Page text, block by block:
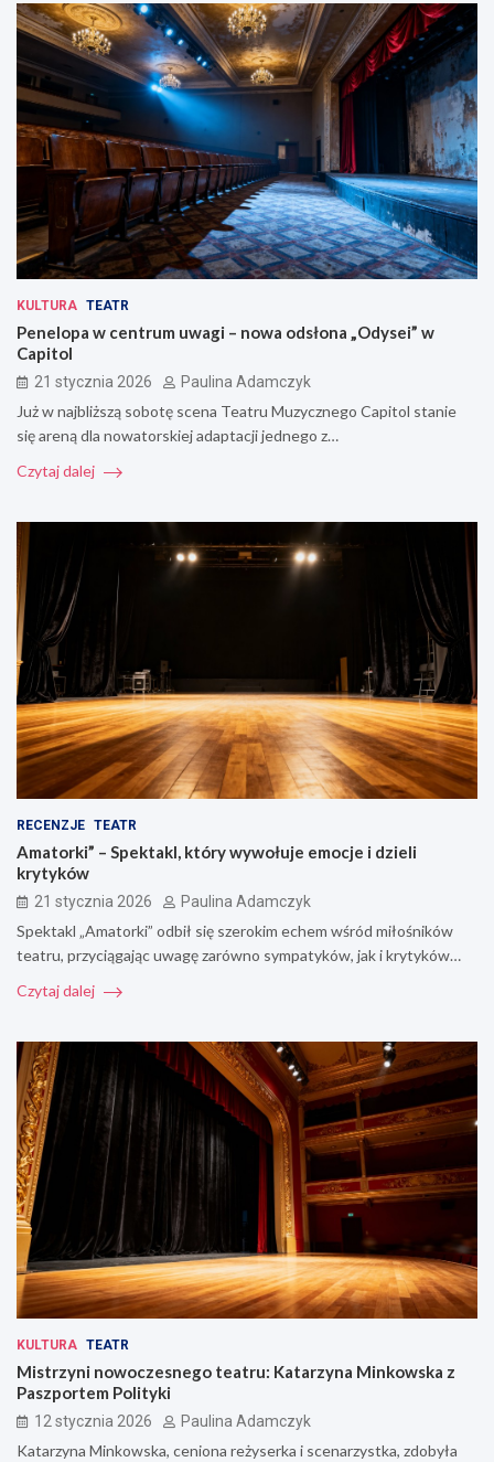
KULTURA TEATR
Penelopa w centrum uwagi – nowa odsłona „Odysei” w
Capitol
21 stycznia 2026 Paulina Adamczyk
Już w najbliższą sobotę scena Teatru Muzycznego Capitol stanie
się areną dla nowatorskiej adaptacji jednego z…
Czytaj dalej
RECENZJE TEATR
Amatorki” – Spektakl, który wywołuje emocje i dzieli
krytyków
21 stycznia 2026 Paulina Adamczyk
Spektakl „Amatorki” odbił się szerokim echem wśród miłośników
teatru, przyciągając uwagę zarówno sympatyków, jak i krytyków…
Czytaj dalej
KULTURA TEATR
Mistrzyni nowoczesnego teatru: Katarzyna Minkowska z
Paszportem Polityki
12 stycznia 2026 Paulina Adamczyk
Katarzyna Minkowska, ceniona reżyserka i scenarzystka, zdobyła